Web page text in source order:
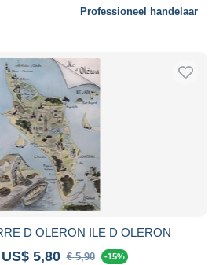
Professioneel handelaar
D OLERON ILE D OLERON
5,80 € 5,90 -15%